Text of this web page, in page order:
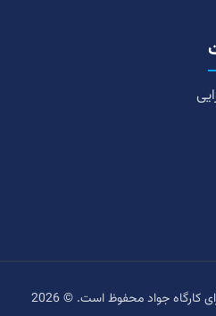
کارگاه جواد محفوظ است. © 2026